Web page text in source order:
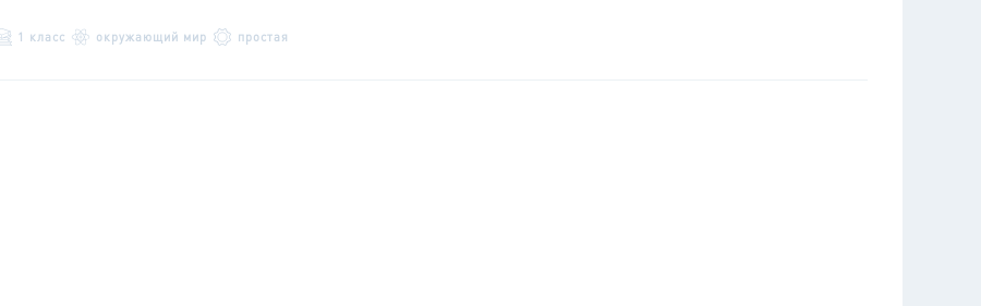
1 класс окружающий мир простая